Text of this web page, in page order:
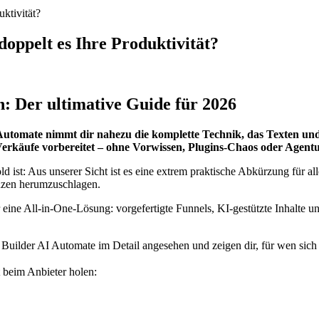
es Ihre Produktivität?
Der ultimative Guide für 2026
nimmt dir nahezu die komplette Technik, das Texten
vorbereitet – ohne Vorwissen, Plugins-Chaos oder
ist: Aus unserer Sicht ist es eine extrem praktische Abkürzung für
herumzuschlagen.
All‑in‑One‑Lösung: vorgefertigte Funnels, KI-gestützte Inhalte
AI Automate im Detail angesehen und zeigen dir, für wen
Anbieter holen: